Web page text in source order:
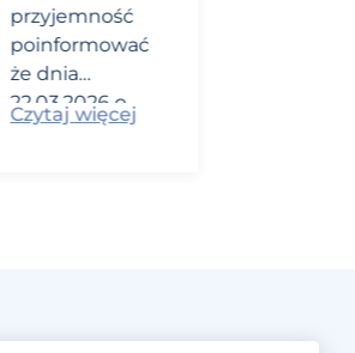
przyjemność
poinformować,
że dnia
22.03.2026 o
godz. 21:37
Czytaj więcej